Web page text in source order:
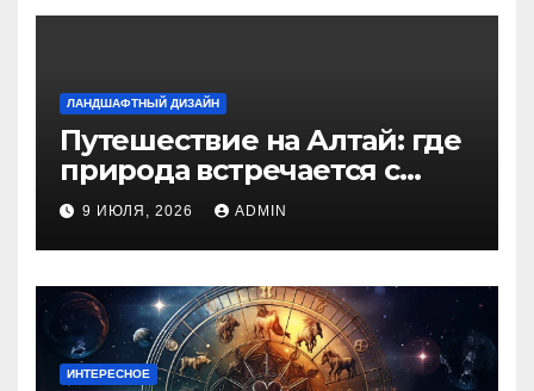
ЛАНДШАФТНЫЙ ДИЗАЙН
Путешествие на Алтай: где
природа встречается с
духом приключений
9 ИЮЛЯ, 2026 ADMIN
ИНТЕРЕСНОЕ